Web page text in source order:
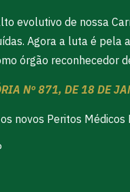
evolutivo de nossa
Agora a luta é pela
órgão reconhecedor
Nº 871, DE 18 DE
novos Peritos Médicos